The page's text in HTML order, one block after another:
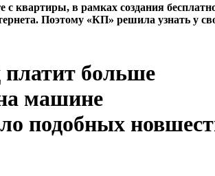
квартиры, в рамках создания
Поэтому «КП» решила узнать у
платит больше
машине
подобных